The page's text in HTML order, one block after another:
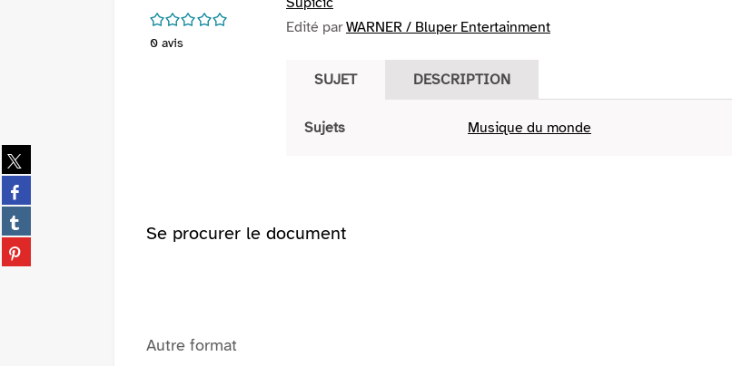
Partager
sur
twitter
(Nouvelle
fenêtre)
Partager
sur
facebook
(Nouvelle
fenêtre)
Partager
sur
tumblr
Partager
sur
/5
0 avis
Edité parWARNER / Bluper Entertainment
SUJET DESCRIPTION
Sujets Musique du monde
Se procurer le document
Autre format